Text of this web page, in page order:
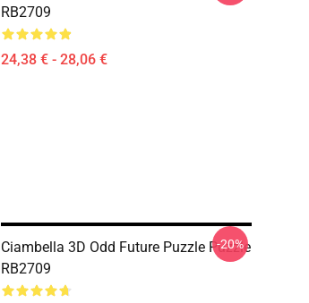
RB2709
24,38 € - 28,06 €
Ciambella 3D Odd Future Puzzle Puzzle
RB2709
-20%